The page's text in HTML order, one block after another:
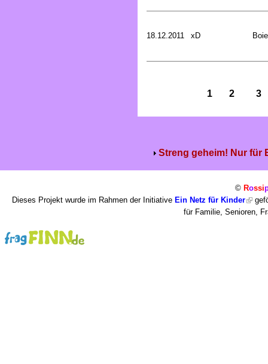
18.12.2011 xD
1 2 3
Streng geheim! Nur für
© Rossi
Dieses Projekt wurde im Rahmen der Initiative Ein Netz für Kinder
für Familie, Senioren,